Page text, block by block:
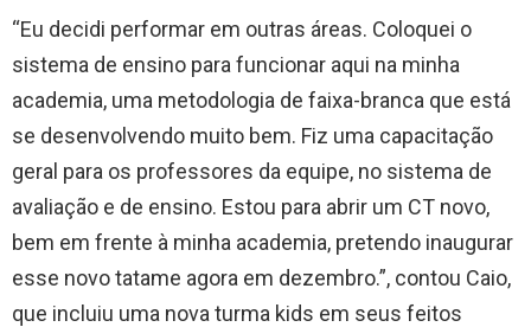
“Eu decidi performar em outras áreas. Coloquei o
sistema de ensino para funcionar aqui na minha
academia, uma metodologia de faixa-branca que está
se desenvolvendo muito bem. Fiz uma capacitação
geral para os professores da equipe, no sistema de
avaliação e de ensino. Estou para abrir um CT novo,
bem em frente à minha academia, pretendo inaugurar
esse novo tatame agora em dezembro.”, contou Caio,
que incluiu uma nova turma kids em seus feitos